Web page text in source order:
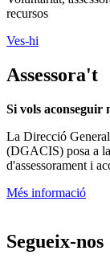
recursos
Ves-hi
Assessora't
Si vols aconseguir
La Direcció
(DGACIS) posa a
d'assessorament i
Més informació
Segueix-nos